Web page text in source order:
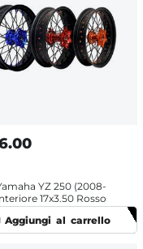
YZ 250 (2008-
17x3.50 Rosso